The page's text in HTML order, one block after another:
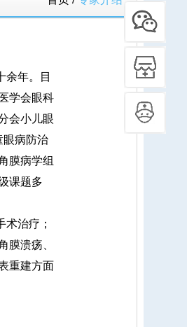
余年。目
学会眼科
会小儿眼
眼病防治
膜病学组
课题多
治疗；
膜溃疡、
重建方面